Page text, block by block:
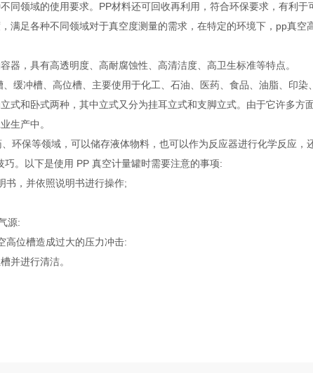
同领域的使用要求。PP材料还可回收再利用，符合环保要求，有利
满足各种不同领域对于真空度测量的需求，在特定的环境下，pp真空
器，具有高透明度、高耐腐蚀性、高清洁度、高卫生标准等特点。
缓冲槽、高位槽、主要使用于化工、石油、医药、食品、油脂、印
式和卧式两种，其中立式又分为挂耳立式和支脚立式。由于它许多方
生产中。
环保等领域，可以储存液体物料，也可以作为反应器进行化学反应，
。以下是使用 PP 真空计量罐时需要注意的事项:
书，并依照说明书进行操作;
源:
高位槽造成过大的压力冲击:
并进行清洁。